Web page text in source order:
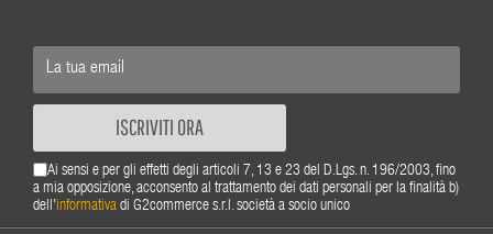
ISCRIVITI ORA
Ai sensi e per gli effetti degli articoli 7, 13 e 23 del D.Lgs. n. 196/2003, fino
a mia opposizione, acconsento al trattamento dei dati personali per la finalità b)
dell'informativa di G2commerce s.r.l. società a socio unico